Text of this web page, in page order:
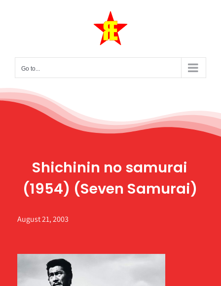
Go to...
Shichinin no samurai
(1954) (Seven Samurai)
August 21, 2003